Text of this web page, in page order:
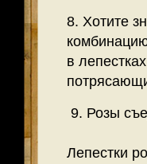
8. Хотите
в
9. Розы
Лепестки